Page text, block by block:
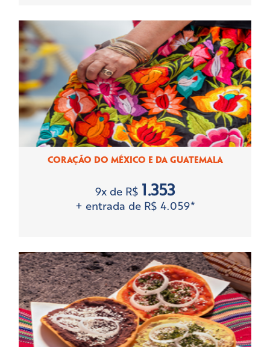
CORAÇÃO DO MÉXICO E DA GUATEMALA
9x de R$ 1.353
+ entrada de R$ 4.059*